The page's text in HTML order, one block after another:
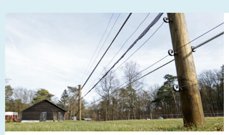
nieuw
tabblad
hoefdieren
in
Overijssel
opnieuw
geopend